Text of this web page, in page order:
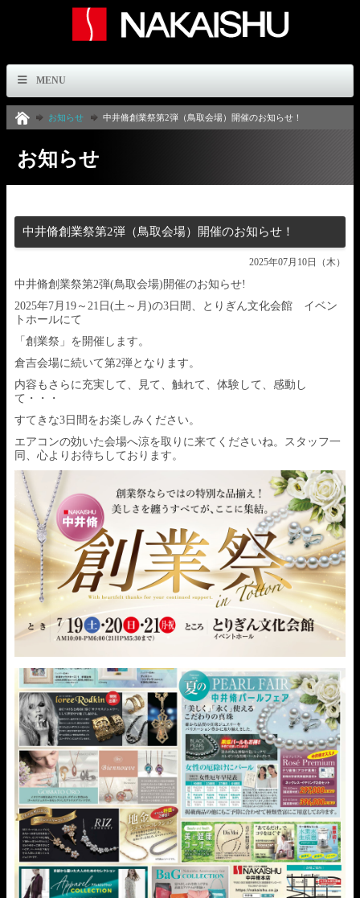
MENU
お知らせ 中井脩創業祭第2弾（鳥取会場）開催のお知らせ！
お知らせ
中井脩創業祭第2弾（鳥取会場）開催のお知らせ！
2025年07月10日（木）
中井脩創業祭第2弾(鳥取会場)開催のお知らせ!
2025年7月19～21日(土～月)の3日間、とりぎん文化会館 イベン
トホールにて
「創業祭」を開催します。
倉吉会場に続いて第2弾となります。
内容もさらに充実して、見て、触れて、体験して、感動し
て・・・
すてきな3日間をお楽しみください。
エアコンの効いた会場へ涼を取りに来てくださいね。スタッフ一
同、心よりお待ちしております。